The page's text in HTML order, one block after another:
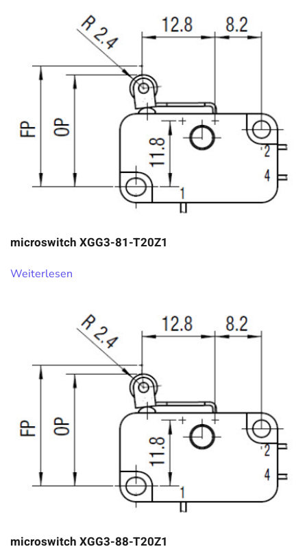
microswitch XGG3-81-T20Z1
Weiterlesen
microswitch XGG3-88-T20Z1